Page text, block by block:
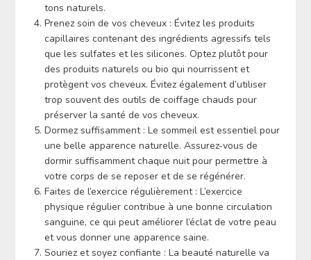
tons naturels.
Prenez soin de vos cheveux : Évitez les produits
capillaires contenant des ingrédients agressifs tels
que les sulfates et les silicones. Optez plutôt pour
des produits naturels ou bio qui nourrissent et
protègent vos cheveux. Évitez également d’utiliser
trop souvent des outils de coiffage chauds pour
préserver la santé de vos cheveux.
Dormez suffisamment : Le sommeil est essentiel pour
une belle apparence naturelle. Assurez-vous de
dormir suffisamment chaque nuit pour permettre à
votre corps de se reposer et de se régénérer.
Faites de l’exercice régulièrement : L’exercice
physique régulier contribue à une bonne circulation
sanguine, ce qui peut améliorer l’éclat de votre peau
et vous donner une apparence saine.
Souriez et soyez confiante : La beauté naturelle va